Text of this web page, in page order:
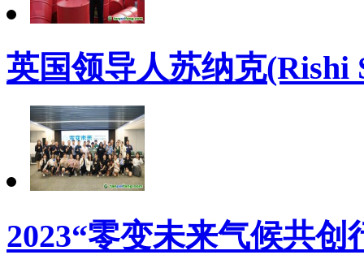
英国领导人苏纳克(Rishi
2023“零变未来气候共创